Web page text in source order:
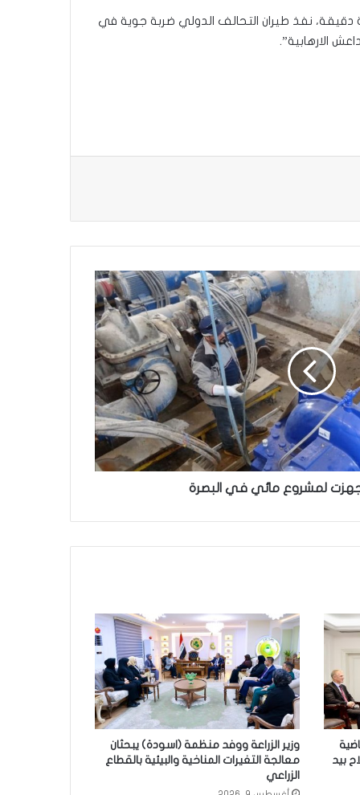
دقيقة، نفذ طيران التحالف الدولي ضربة جوية في
الارهابية”.
بيد
وزير الزراعة ووفد منظمة (اسودة) يبحثان
معالجة التغيرات المناخية والبيئية بالقطاع
الزراعي